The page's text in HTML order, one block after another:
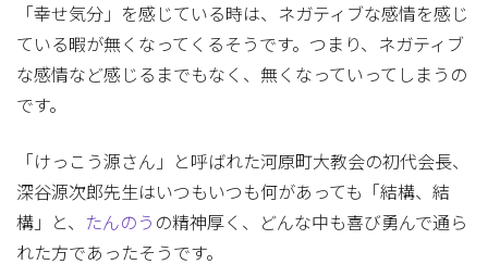
「幸せ気分」を感じている時は、ネガティブな感情を感じ
ている暇が無くなってくるそうです。つまり、ネガティブ
な感情など感じるまでもなく、無くなっていってしまうの
です。
「けっこう源さん」と呼ばれた河原町大教会の初代会長、
深谷源次郎先生はいつもいつも何があっても「結構、結
構」と、
たんのう の精神厚く、どんな中も喜び勇んで通ら
れた方であったそうです。